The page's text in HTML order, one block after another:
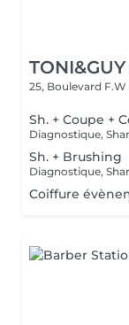
25, Boulevard F.W
Sh. + Coupe +
Sh. + Brushing
Coiffure